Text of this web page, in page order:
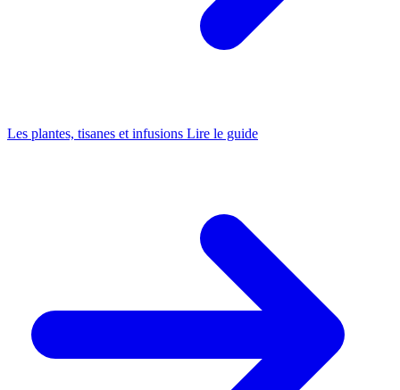
Les plantes, tisanes et infusions Lire le guide